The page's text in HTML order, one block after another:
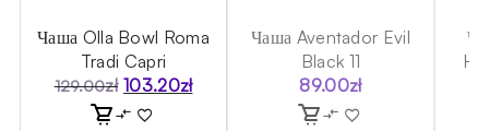
Чаша Olla Bowl Roma
Tradi Capri
129.00zł Первоначальная
цена
103.20zł
Текущая
цена:
Чаша Aventador Evil
Black 11
89.00zł